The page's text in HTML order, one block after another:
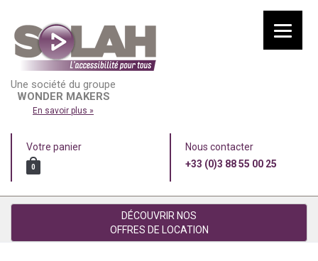
Une société du groupe
WONDER MAKERS
En savoir plus »
Votre panier
0
Nous contacter
+33 (0)3 88 55 00 25
DÉCOUVRIR NOS
OFFRES DE LOCATION